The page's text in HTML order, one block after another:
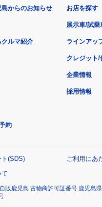
からのお知らせ
クルマ紹介
お店を探す
展示車/試乗
ラインアッ
クレジット/
約
企業情報
採用情報
(SDS)
ご利用にあ
販鹿児島 古物商許可証番号 鹿児島